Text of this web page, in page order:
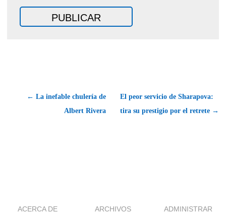
← La inefable chulería de
Albert Rivera
El peor servicio de Sharapova:
tira su prestigio por el retrete →
ACERCA DE ARCHIVOS ADMINISTRAR